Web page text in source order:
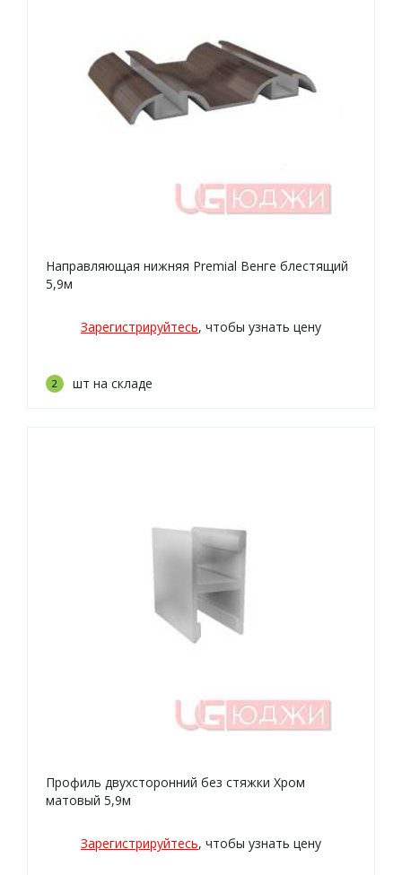
Направляющая нижняя Premial Венге блестящий
5,9м
Зарегистрируйтесь, чтобы узнать цену
2 шт на складе
Профиль двухсторонний без стяжки Хром
матовый 5,9м
Зарегистрируйтесь, чтобы узнать цену